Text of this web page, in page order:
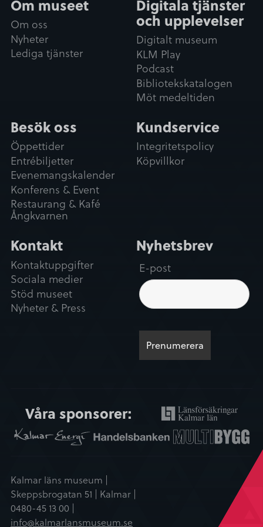
Tillåt alla
Tillåt urval
Om museet
Om oss
Nyheter
Lediga tjänster
Digitala tjänster
och upplevelser
Digitalt museum
KLM Play
Podcast
Bibliotekskatalogen
Möt medeltiden
Besök oss
Öppettider
Entrébiljetter
Evenemangskalender
Konferens & Event
Restaurang & Kafé
Ångkvarnen
Kundservice
Integritetspolicy
Köpvillkor
Kontakt
Kontaktuppgifter
Sociala medier
Stöd museet
Nyheter & Press
Nyhetsbrev
E-post
Våra sponsorer:
Kalmar läns museum |
Skeppsbrogatan 51 | Kalmar |
0480-45 13 00 |
info@kalmarlansmuseum.se